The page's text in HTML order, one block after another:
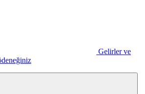
Gelirler ve